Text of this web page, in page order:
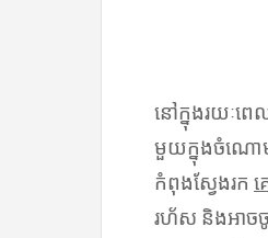
នៅក្នុងរយៈព
មួយក្នុងចំណោម
កំពុងស្វែងរក
រហ័ស និងអាចចូ